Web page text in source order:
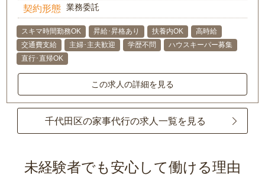
契約形態 業務委託
スキマ時間勤務OK 昇給･昇格あり 扶養内OK
高時給
交通費支給
主婦･主夫歓迎 学歴不問
ハウスキーパー募集
直行･直帰OK
この求人の詳細を見る
千代田区の家事代行の求人一覧を見る
未経験者でも安心して働ける理由